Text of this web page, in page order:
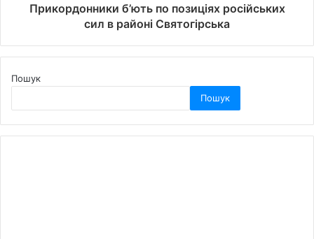
Прикордонники б’ють по позиціях російських
сил в районі Святогірська
Пошук
Пошук